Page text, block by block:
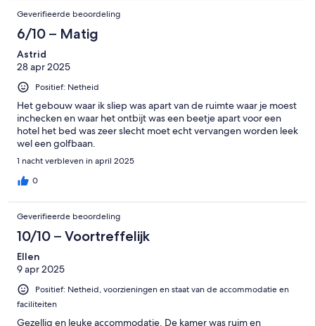
Geverifieerde beoordeling
6/10 – Matig
Astrid
28 apr 2025
Positief: Netheid
Het gebouw waar ik sliep was apart van de ruimte waar je moest
inchecken en waar het ontbijt was een beetje apart voor een
hotel het bed was zeer slecht moet echt vervangen worden leek
wel een golfbaan.
1 nacht verbleven in april 2025
0
Geverifieerde beoordeling
10/10 – Voortreffelijk
Ellen
9 apr 2025
Positief: Netheid, voorzieningen en staat van de accommodatie en
faciliteiten
Gezellig en leuke accommodatie. De kamer was ruim en